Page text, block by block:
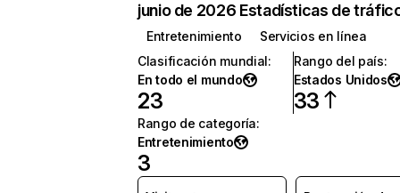
junio de 2026 Estadísticas de
Entretenimiento
Servicios en línea
Clasificación mundial:
En todo el mundo
23
Rango del país:
Estados Unidos
33
Rango de categoría:
Entretenimiento
3